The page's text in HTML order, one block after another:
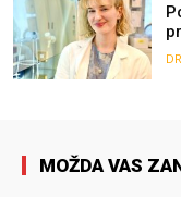
MOŽDA VAS